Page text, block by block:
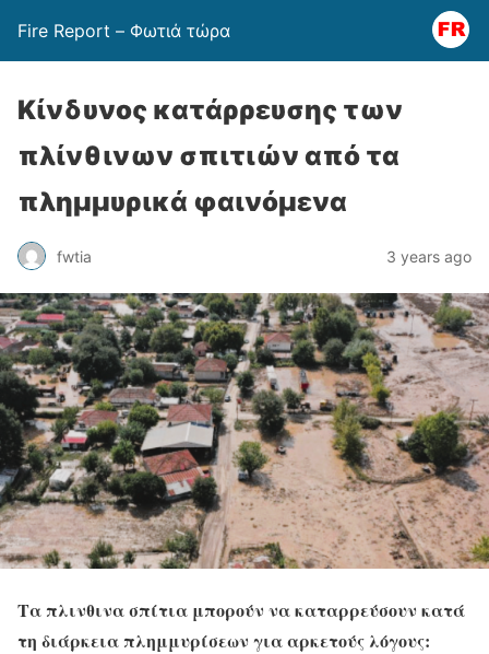
Fire Report – Φωτιά τώρα
Κίνδυνος κατάρρευσης των
πλίνθινων σπιτιών από τα
πλημμυρικά φαινόμενα
fwtia 3 years ago
Τα πλινθινα σπίτια μπορούν να καταρρεύσουν κατά
τη διάρκεια πλημμυρίσεων για αρκετούς λόγους: